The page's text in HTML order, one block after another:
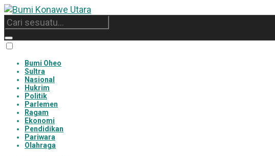
Bumi Oheo
Sultra
Nasional
Hukrim
Politik
Parlemen
Ragam
Ekonomi
Pendidikan
Pariwara
Olahraga